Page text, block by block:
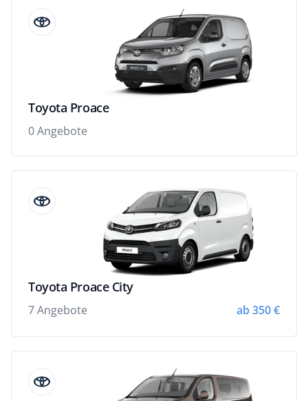
Toyota Proace
0 Angebote
Toyota Proace City
7 Angebote ab 350 €